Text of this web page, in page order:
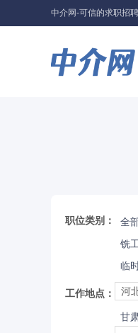
中介网-可信的求职招
职位类别： 全
铣
临
工作地点： 河
甘